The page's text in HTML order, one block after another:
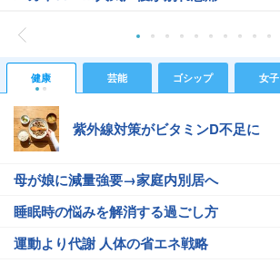
健康 芸能 ゴシップ 女子
紫外線対策がビタミンD不足に
母が娘に減量強要→家庭内別居へ
睡眠時の悩みを解消する過ごし方
運動より代謝 人体の省エネ戦略